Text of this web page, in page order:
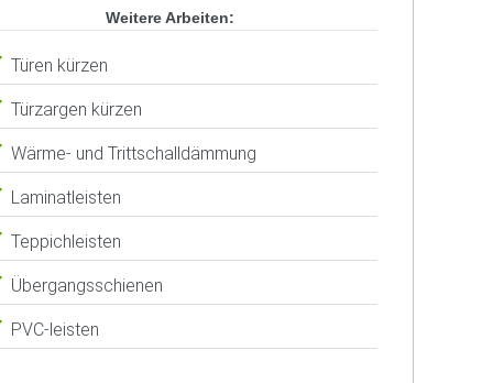
Weitere Arbeiten:
Türen kürzen
Türzargen kürzen
Wärme- und Trittschalldämmung
Laminatleisten
Teppichleisten
Übergangsschienen
PVC-leisten